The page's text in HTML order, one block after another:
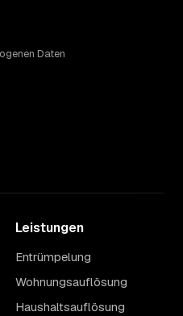
Daten
Leistungen
Entrümpelung
Wohnungsauflösung
Haushaltsauflösung